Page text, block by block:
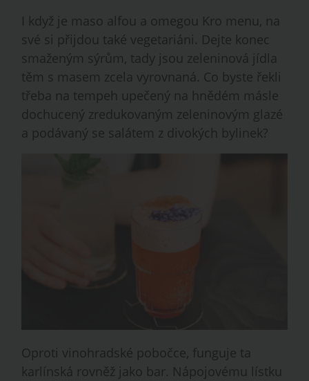
I když je maso alfou a omegou Kro menu, na
své si přijdou také vegetariáni. Dejte konec
smaženým sýrům, tady jsou zeleninová jídla
těm s masem zcela vyrovnaná. Co byste řekli
třeba na tempeh upečený na hnědém másle
dochucený zredukovaným zeleninovým glazé
a podávaný se salátem z divokých bylinek?
Oproti vinohradské pobočce, funguje ta
karlínská rovněž jako bar. Nápojovému lístku